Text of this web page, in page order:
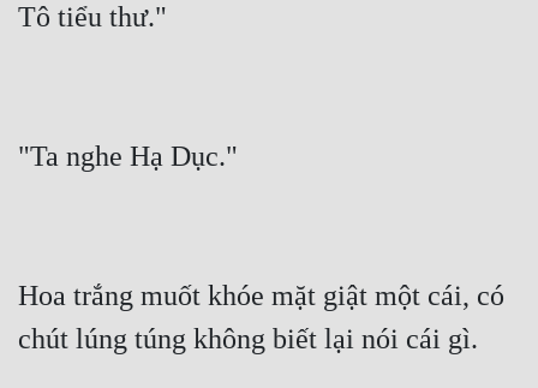
Tô tiểu thư."
"Ta nghe Hạ Dục."
Hoa trắng muốt khóe mặt giật một cái, có
chút lúng túng không biết lại nói cái gì.